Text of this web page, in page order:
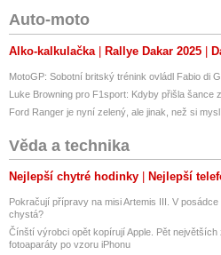
Auto-moto
Alko-kalkulačka Rallye Dakar 2025
MotoGP: Sobotní britský trénink ovládl Fabio di
Luke Browning pro F1sport: Kdyby přišla šance
Ford Ranger je nyní zelený, ale jinak, než si
Věda a technika
Nejlepší chytré hodinky Nejlepší
Pokračují přípravy na misi Artemis III. V
chystá?
Čínští výrobci opět kopírují Apple. Pět
fotoaparáty po vzoru iPhonu